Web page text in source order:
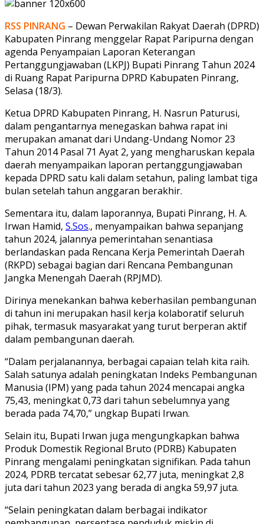
RSS PINRANG – Dewan Perwakilan Rakyat Daerah (DPRD)
Kabupaten Pinrang menggelar Rapat Paripurna dengan
agenda Penyampaian Laporan Keterangan
Pertanggungjawaban (LKPJ) Bupati Pinrang Tahun 2024
di Ruang Rapat Paripurna DPRD Kabupaten Pinrang,
Selasa (18/3).
Ketua DPRD Kabupaten Pinrang, H. Nasrun Paturusi,
dalam pengantarnya menegaskan bahwa rapat ini
merupakan amanat dari Undang-Undang Nomor 23
Tahun 2014 Pasal 71 Ayat 2, yang mengharuskan kepala
daerah menyampaikan laporan pertanggungjawaban
kepada DPRD satu kali dalam setahun, paling lambat tiga
bulan setelah tahun anggaran berakhir.
Sementara itu, dalam laporannya, Bupati Pinrang, H. A.
Irwan Hamid, S.Sos., menyampaikan bahwa sepanjang
tahun 2024, jalannya pemerintahan senantiasa
berlandaskan pada Rencana Kerja Pemerintah Daerah
(RKPD) sebagai bagian dari Rencana Pembangunan
Jangka Menengah Daerah (RPJMD).
Dirinya menekankan bahwa keberhasilan pembangunan
di tahun ini merupakan hasil kerja kolaboratif seluruh
pihak, termasuk masyarakat yang turut berperan aktif
dalam pembangunan daerah.
“Dalam perjalanannya, berbagai capaian telah kita raih.
Salah satunya adalah peningkatan Indeks Pembangunan
Manusia (IPM) yang pada tahun 2024 mencapai angka
75,43, meningkat 0,73 dari tahun sebelumnya yang
berada pada 74,70,” ungkap Bupati Irwan.
Selain itu, Bupati Irwan juga mengungkapkan bahwa
Produk Domestik Regional Bruto (PDRB) Kabupaten
Pinrang mengalami peningkatan signifikan. Pada tahun
2024, PDRB tercatat sebesar 62,77 juta, meningkat 2,8
juta dari tahun 2023 yang berada di angka 59,97 juta.
“Selain peningkatan dalam berbagai indikator